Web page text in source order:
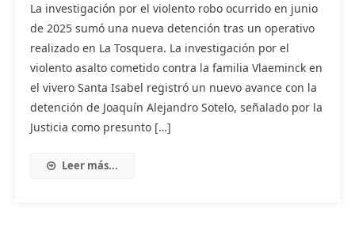
La investigación por el violento robo ocurrido en junio
de 2025 sumó una nueva detención tras un operativo
realizado en La Tosquera. La investigación por el
violento asalto cometido contra la familia Vlaeminck en
el vivero Santa Isabel registró un nuevo avance con la
detención de Joaquín Alejandro Sotelo, señalado por la
Justicia como presunto […]
Leer más...